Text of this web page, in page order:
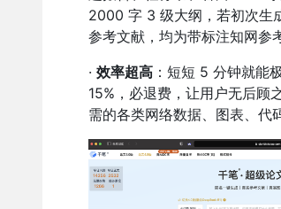
2000 字 3 级大纲，若初次生
参考文献，均为带标注知网参
· 效率超高 ：短短 5 分钟就能
15%，必退费，让用户无后顾
需的各类网络数据、图表、代